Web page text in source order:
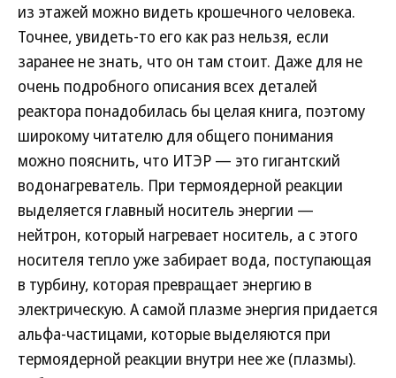
из этажей можно видеть крошечного человека.
Точнее, увидеть-то его как раз нельзя, если
заранее не знать, что он там стоит. Даже для не
очень подробного описания всех деталей
реактора понадобилась бы целая книга, поэтому
широкому читателю для общего понимания
можно пояснить, что ИТЭР — это гигантский
водонагреватель. При термоядерной реакции
выделяется главный носитель энергии —
нейтрон, который нагревает носитель, а с этого
носителя тепло уже забирает вода, поступающая
в турбину, которая превращает энергию в
электрическую. А самой плазме энергия придается
альфа-частицами, которые выделяются при
термоядерной реакции внутри нее же (плазмы).